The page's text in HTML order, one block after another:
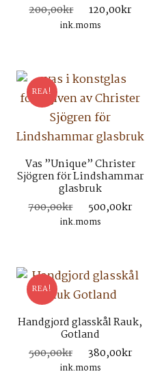
200,00kr
Det
ursprungliga
120,00kr
ink.moms
Det
priset
REA!
Vas ”Unique” Christer
Sjögren för Lindshammar
glasbruk
700,00kr
Det
ursprungliga
500,00kr
ink.moms
REA!
Handgjord glasskål Rauk,
Gotland
500,00kr
Det
ursprungliga
380,00kr
ink.moms